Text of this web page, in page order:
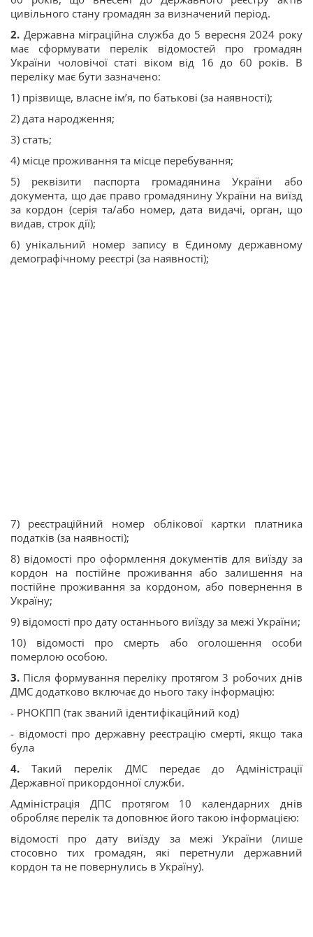
цивільного стану громадян за визначений період.
2️. Державна міграційна служба до 5 вересня 2024 року
має сформувати перелік відомостей про громадян
України чоловічої статі віком від 16 до 60 років. В
переліку має бути зазначено:
1) прізвище, власне ім’я, по батькові (за наявності);
2) дата народження;
3) стать;
4) місце проживання та місце перебування;
5) реквізити паспорта громадянина України або
документа, що дає право громадянину України на виїзд
за кордон (серія та/або номер, дата видачі, орган, що
видав, строк дії);
6) унікальний номер запису в Єдиному державному
демографічному реєстрі (за наявності);
7) реєстраційний номер облікової картки платника
податків (за наявності);
8) відомості про оформлення документів для виїзду за
кордон на постійне проживання або залишення на
постійне проживання за кордоном, або повернення в
Україну;
9) відомості про дату останнього виїзду за межі України;
10) відомості про смерть або оголошення особи
померлою особою.
3️. Після формування переліку протягом 3 робочих днів
ДМС додатково включає до нього таку інформацію:
- РНОКПП (так званий ідентифікацйний код)
- відомості про державну реєстрацію смерті, якщо така
була
4️. Такий перелік ДМС передає до Адміністрації
Державної прикордонної служби.
Адміністрація ДПС протягом 10 календарних днів
обробляє перелік та доповнює його такою інформацією:
відомості про дату виїзду за межі України (лише
стосовно тих громадян, які перетнули державний
кордон та не повернулись в Україну).